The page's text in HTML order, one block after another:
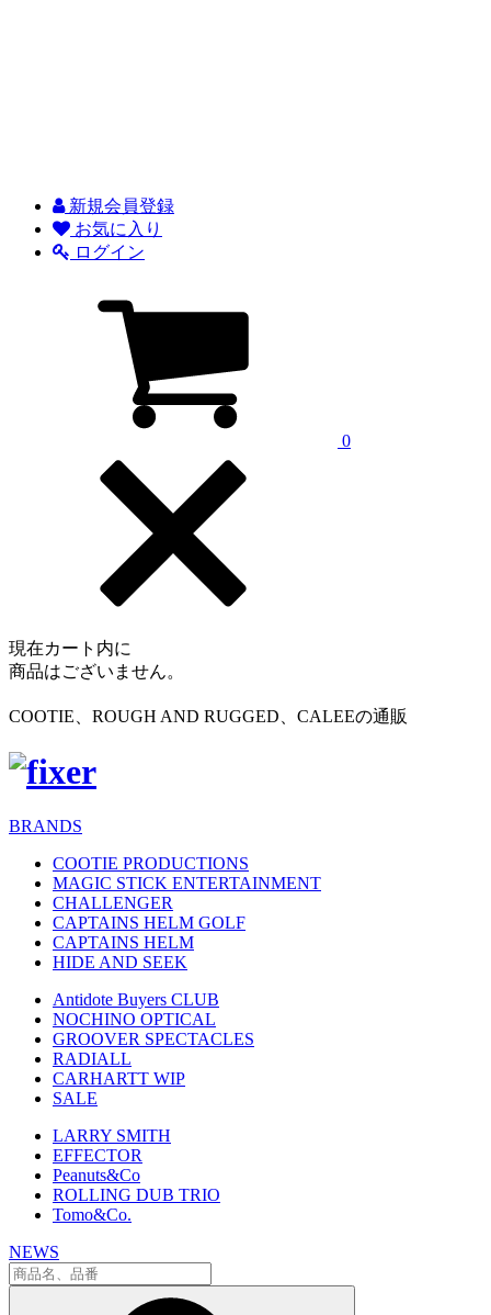
新規会員登録
お気に入り
ログイン
0
現在カート内に
商品はございません。
COOTIE、ROUGH AND RUGGED、CALEEの通販
BRANDS
COOTIE PRODUCTIONS
MAGIC STICK ENTERTAINMENT
CHALLENGER
CAPTAINS HELM GOLF
CAPTAINS HELM
HIDE AND SEEK
Antidote Buyers CLUB
NOCHINO OPTICAL
GROOVER SPECTACLES
RADIALL
CARHARTT WIP
SALE
LARRY SMITH
EFFECTOR
Peanuts&Co
ROLLING DUB TRIO
Tomo&Co.
NEWS